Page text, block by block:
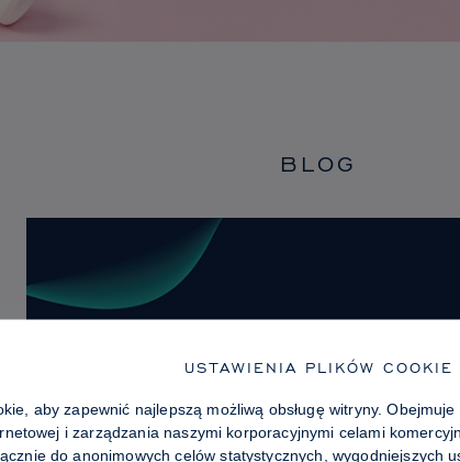
BLOG
USTAWIENIA PLIKÓW COOKIE
aby zapewnić najlepszą możliwą obsługę witryny.
i zarządzania naszymi korporacyjnymi celami
do anonimowych celów statystycznych, wygodniejszych